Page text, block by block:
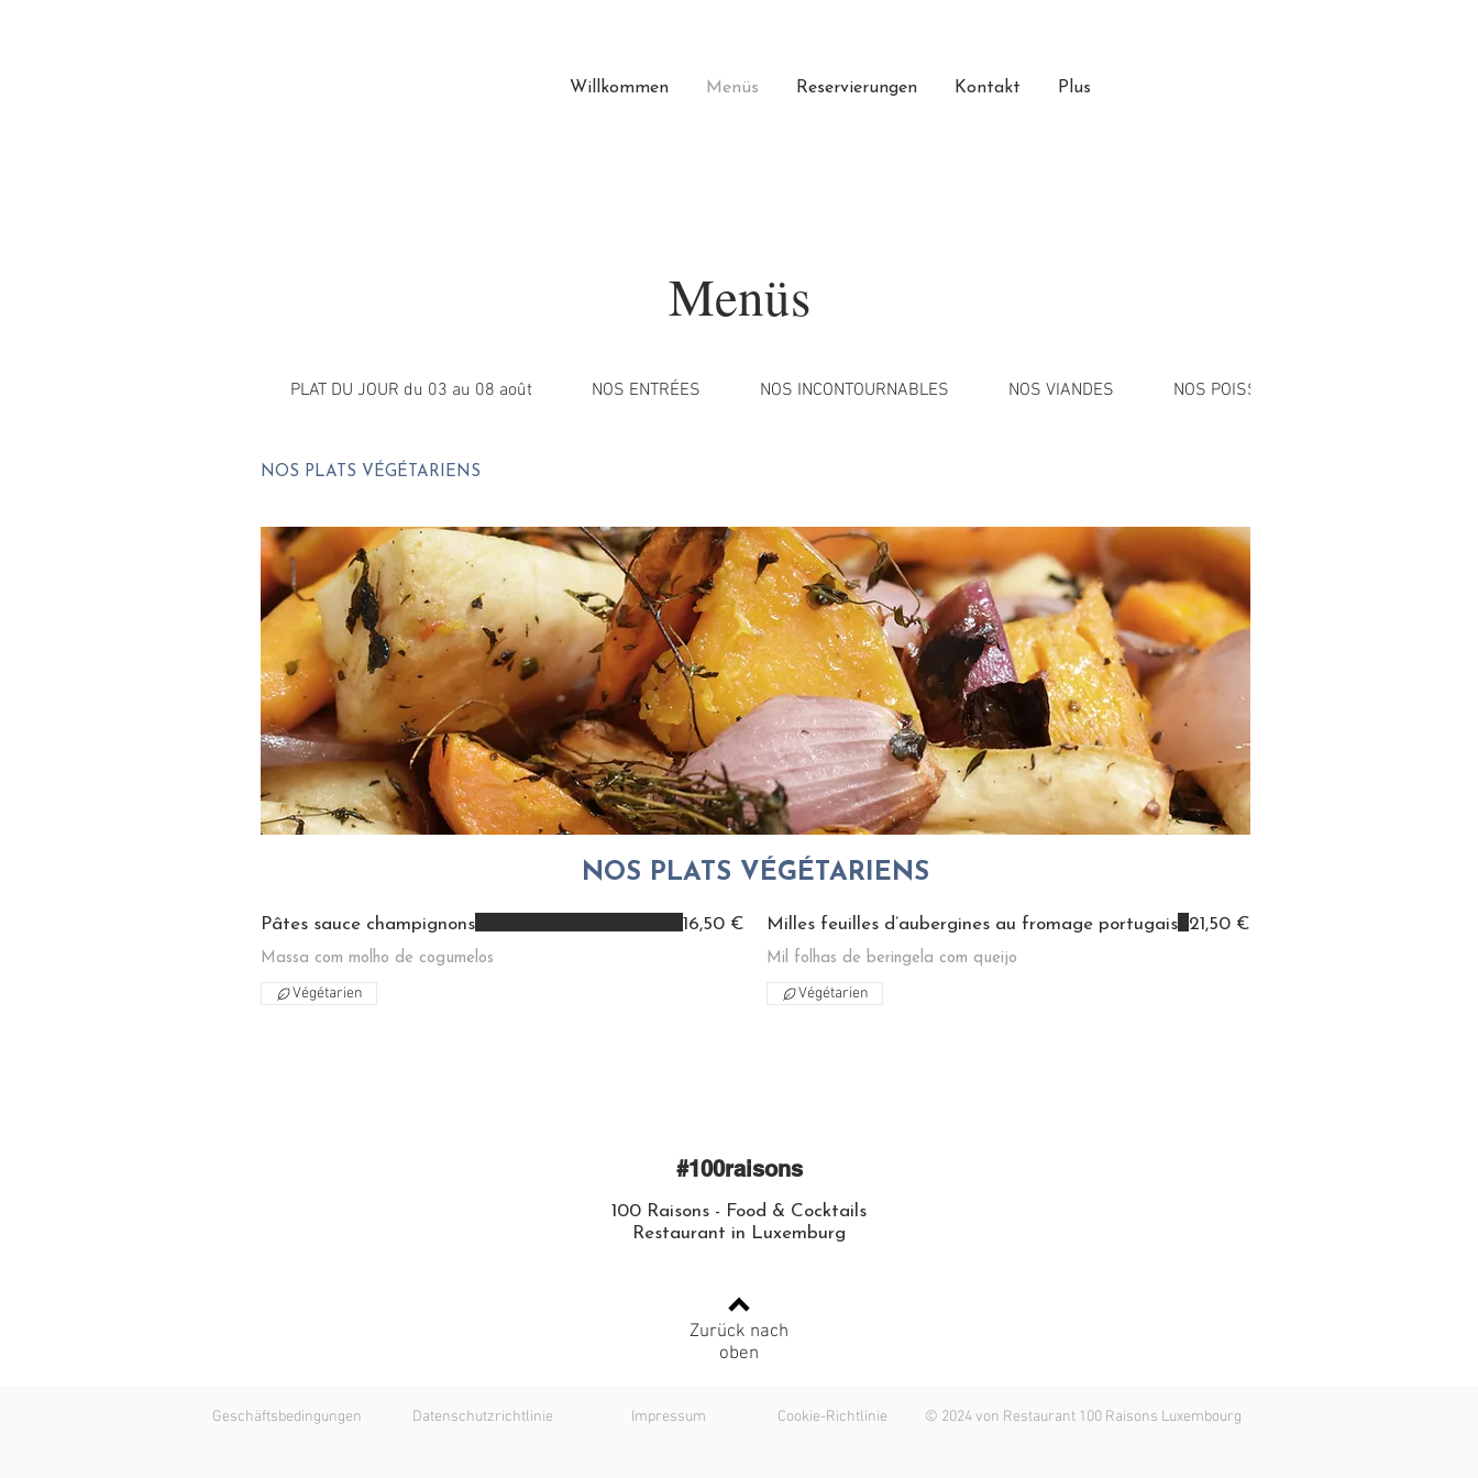
Willkommen Menüs Reservierungen Kontakt Plus
Menüs
PLAT DU JOUR du 03 au 08 août NOS ENTRÉES NOS INCONTOURNABLES NOS VIANDES NOS POISSONS
NOS PLATS VÉGÉTARIENS
NOS PLATS VÉGÉTARIENS
Pâtes sauce champignons
Massa com molho de cogumelos
16,50 €
Végétarien
Milles feuilles d’aubergines au fromage portugais
Mil folhas de beringela com queijo
21,50 €
Végétarien
#100raisons
100 Raisons - Food & Cocktails
Restaurant in Luxemburg
Zurück nach
oben
Geschäftsbedingungen Datenschutzrichtlinie Impressum Cookie-Richtlinie © 2024 von Restaurant 100 Raisons Luxembourg